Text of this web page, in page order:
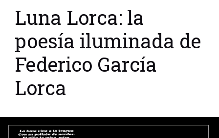
Luna Lorca: la
poesía iluminada de
Federico García
Lorca